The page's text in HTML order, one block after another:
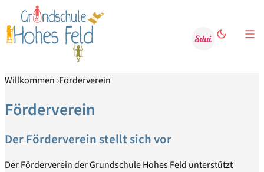
Sdui
Willkommen Förderverein
Förderverein
Der Förderverein stellt sich vor
Der Förderverein der Grundschule Hohes Feld unterstützt